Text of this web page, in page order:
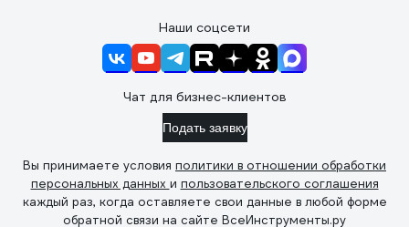
Наши соцсети
Чат для бизнес-клиентов
Подать заявку
Вы принимаете условия политики в отношении обработки
персональных данных и пользовательского соглашения
каждый раз, когда оставляете свои данные в любой форме
обратной связи на сайте ВсеИнструменты.ру